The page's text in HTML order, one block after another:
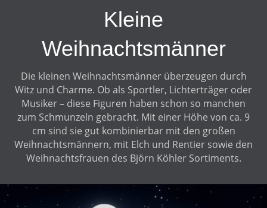
Kleine
Weihnachtsmänner
Die kleinen Weihnachtsmänner überzeugen durch
Witz und Charme. Ob als Sportler, Lichterträger oder
Musiker – diese Figuren haben schon so manchen
zum Schmunzeln gebracht. Mit einer Höhe von ca. 9
cm sind sie gut kombinierbar mit den großen
Weihnachtsmännern, mit Elch und Rentier sowie den
Weihnachtsfrauen des Björn Köhler Sortiments.